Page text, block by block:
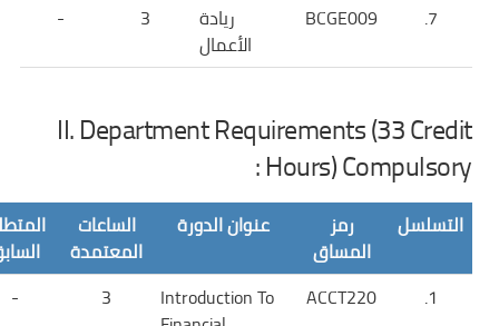
7.
BCGE009
ريادة
الأعمال
3
-
II. Department Requirements (33 Credit
Hours) Compulsory :
التسلسل
رمز
المساق
عنوان الدورة
الساعات
المعتمدة
1.
ACCT220
Introduction To
3
-